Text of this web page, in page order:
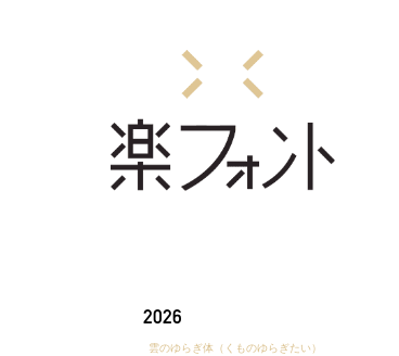
2026
雲のゆらぎ体（くものゆらぎたい）